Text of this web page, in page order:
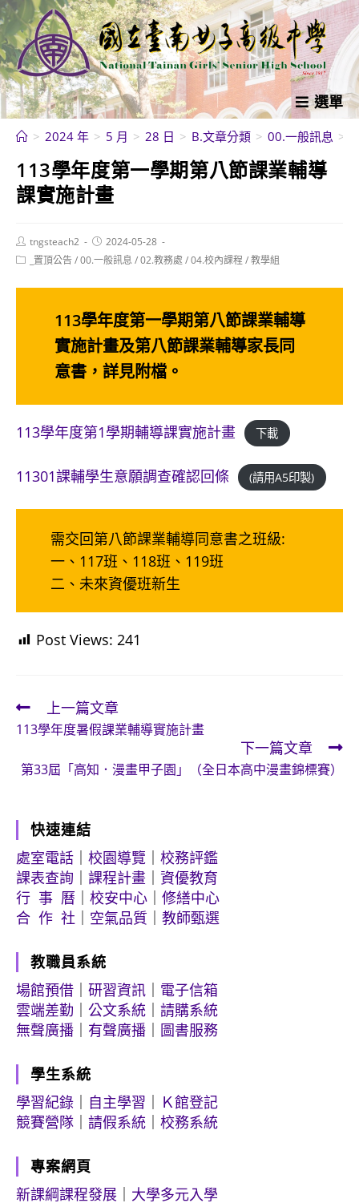
跳
轉
至
主
要
內
選單
> 2024 年 > 5 月 > 28 日 > B.文章分類 > 00.一般訊息 >
113學年度第一學期第八節課業輔導
課實施計畫
Post
author:
tngsteach2
Post
published:
2024-05-28
Post _置頂公告/00.一般訊息 /02.教務處 /04.校內課程 /教學組
113學年度第一學期第八節課業輔導
實施計畫及第八節課業輔導家長同
意書，詳見附檔。
113學年度第1學期輔導課實施計畫 下載
11301課輔學生意願調查確認回條 (請用A5印製)
需交回第八節課業輔導同意書之班級:
一、117班、118班、119班
二、未來資優班新生
Post Views: 241
Read
more
articles
上一篇文章
113學年度暑假課業輔導實施計畫
下一篇文章
第33屆「高知．漫畫甲子園」（全日本高中漫畫錦標賽）
快速連結
處室電話
校園導覽
校務評鑑
課表查詢
課程計畫
資優教育
行 事 曆
校安中心
修繕中心
合 作 社
空氣品質 教師甄選
教職員系統
場館預借
研習資訊
電子信箱
雲端差勤
公文系統
請購系統
無聲廣播
有聲廣播 圖書服務
學生系統
學習紀錄
自主學習
Ｋ館登記
競賽營隊
請假系統 校務系統
專案網頁
新課綱課程發展
大學多元入學